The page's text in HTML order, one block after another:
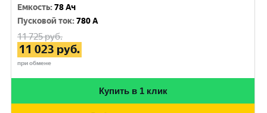
Емкость:78 Ач
Пусковой ток:780 A
11 725руб.
11 023 руб.
при обмене
Купить в 1 клик